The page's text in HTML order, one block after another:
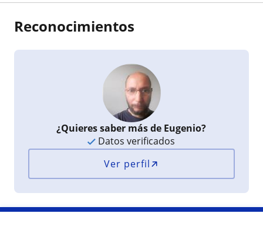
Reconocimientos
¿Quieres saber más de Eugenio?
Datos verificados
Ver perfil